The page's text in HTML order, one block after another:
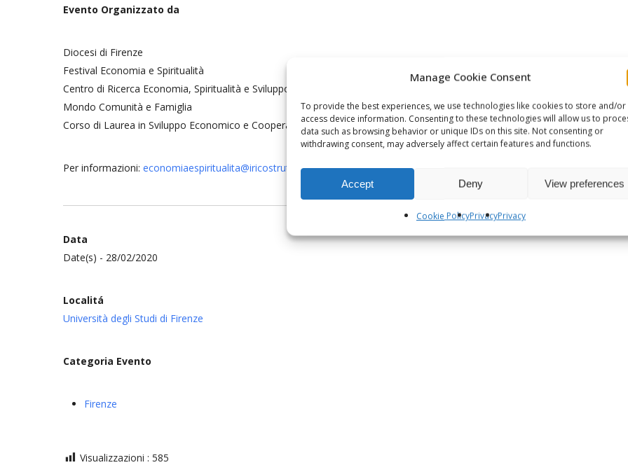
Manage Cookie Consent
To provide the best experiences, we use technologies like cookies to store and/or
access device information. Consenting to these technologies will allow us to
data such as browsing behavior or unique IDs on this site. Not consenting or
withdrawing consent, may adversely affect certain features and functions.
Accept Deny View preferences
Cookie PolicyPrivacyPrivacy
Evento Organizzato da
Diocesi di Firenze
Festival Economia e Spiritualità
Centro di Ricerca Economia, Spiritualità e Sviluppo Umano Integrale Sostenibile
Mondo Comunità e Famiglia
Corso di Laurea in Sviluppo Economico e Cooperazione internazionale Socio-Sanitaria e gestione dei conflitti (Università di
Per informazioni: economiaespiritualita@iricostruttori.org
Data
Date(s) - 28/02/2020
Localitá
Università degli Studi di Firenze
Categoria Evento
Firenze
Visualizzazioni : 585